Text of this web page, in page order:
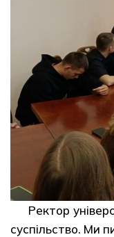
Ректор
суспільство. Ми